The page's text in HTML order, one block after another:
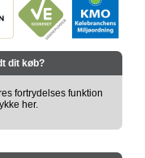
dit køb?
fortrydelses funktion
her.